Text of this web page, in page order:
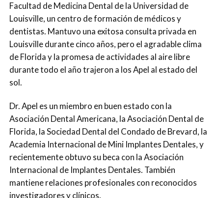
Facultad de Medicina Dental de la Universidad de
Louisville, un centro de formación de médicos y
dentistas. Mantuvo una exitosa consulta privada en
Louisville durante cinco años, pero el agradable clima
de Florida y la promesa de actividades al aire libre
durante todo el año trajeron a los Apel al estado del
sol.
Dr. Apel es un miembro en buen estado con la
Asociación Dental Americana, la Asociación Dental de
Florida, la Sociedad Dental del Condado de Brevard, la
Academia Internacional de Mini Implantes Dentales, y
recientemente obtuvo su beca con la Asociación
Internacional de Implantes Dentales. También
mantiene relaciones profesionales con reconocidos
investigadores y clínicos.